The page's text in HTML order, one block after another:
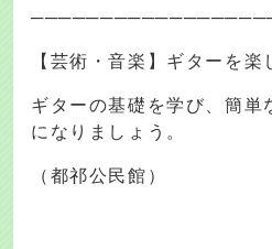
【芸術・音楽】ギターを楽
ギターの基礎を学び、簡単
になりましょう。
（都祁公民館）